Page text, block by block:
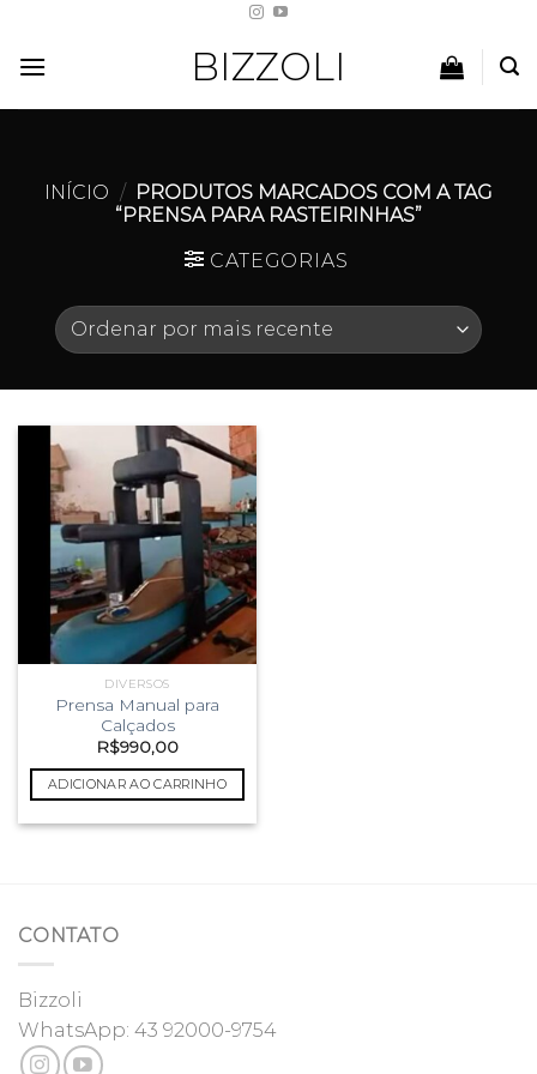
content
BIZZOLI
INÍCIO / PRODUTOS MARCADOS COM A TAG
“PRENSA PARA RASTEIRINHAS”
CATEGORIAS
DIVERSOS
Prensa Manual para
Calçados
R$990,00
ADICIONAR AO CARRINHO
CONTATO
Bizzoli
WhatsApp: 43 92000-9754